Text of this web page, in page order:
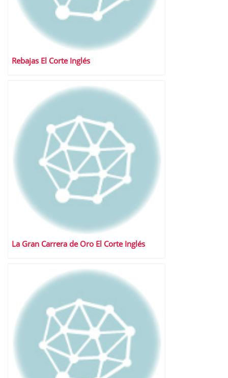
Rebajas El Corte Inglés
La Gran Carrera de Oro El Corte Inglés